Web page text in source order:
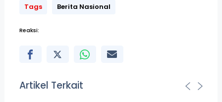
Tags Berita Nasional
Reaksi:
Artikel Terkait